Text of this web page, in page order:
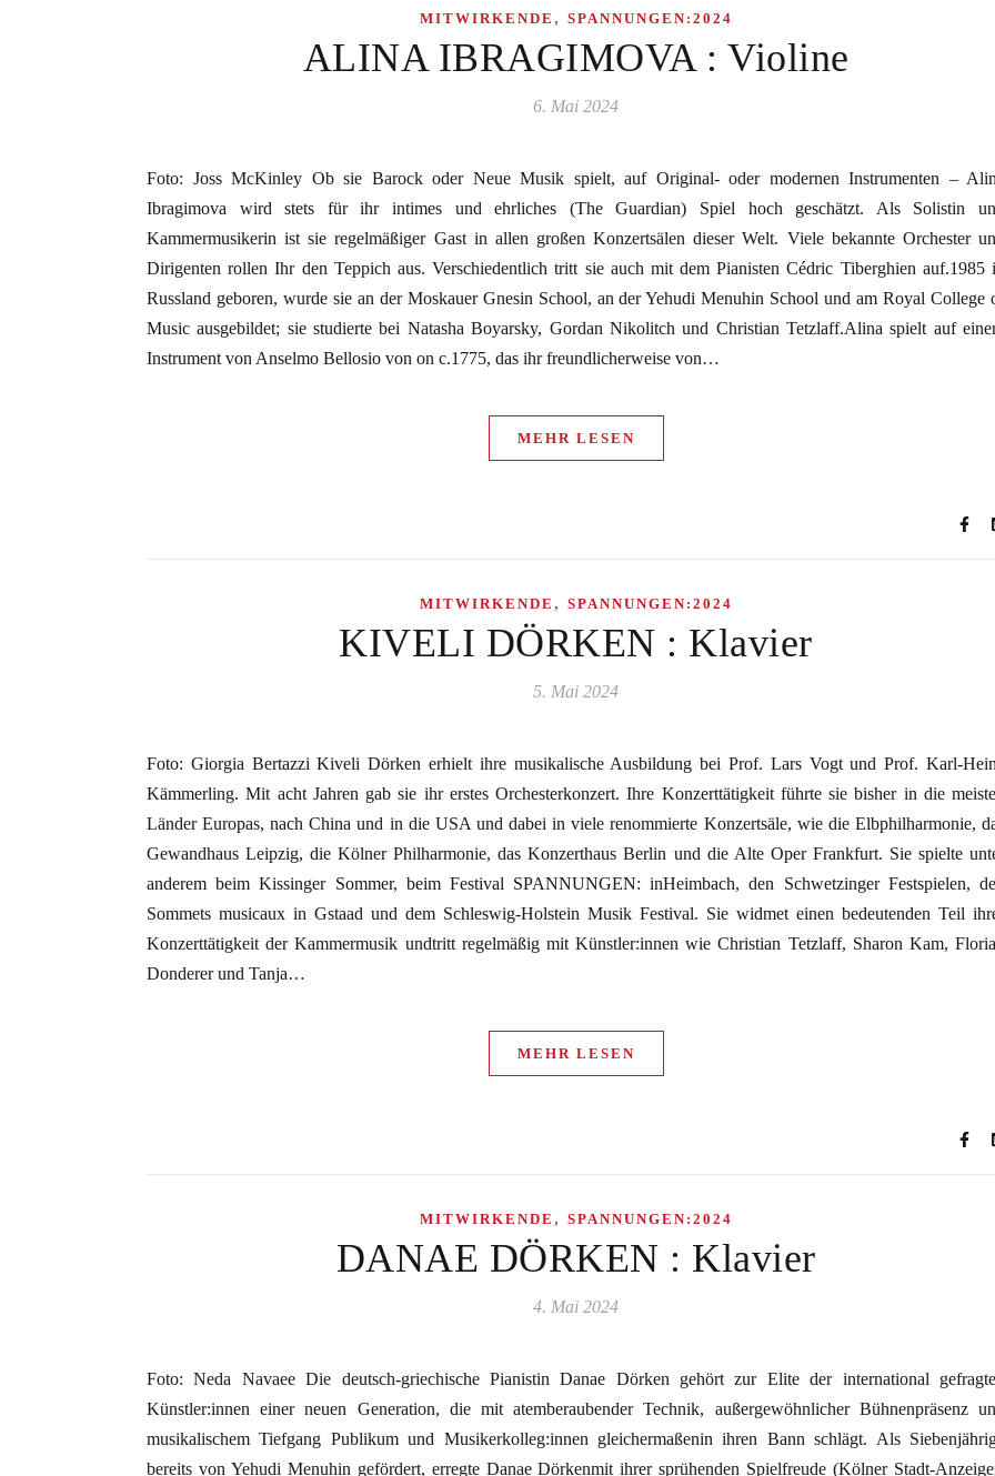
MITWIRKENDE , SPANNUNGEN:2024
ALINA IBRAGIMOVA : Violine
6. Mai 2024
Foto: Joss McKinley Ob sie Barock oder Neue Musik spielt, auf Original- oder modernen Instrumenten –
Ibragimova wird stets für ihr intimes und ehrliches (The Guardian) Spiel hoch geschätzt. Als Solistin
Kammermusikerin ist sie regelmäßiger Gast in allen großen Konzertsälen dieser Welt. Viele bekannte Orchester
Dirigenten rollen Ihr den Teppich aus. Verschiedentlich tritt sie auch mit dem Pianisten Cédric Tiberghien auf.1985
Russland geboren, wurde sie an der Moskauer Gnesin School, an der Yehudi Menuhin School und am Royal College
Music ausgebildet; sie studierte bei Natasha Boyarsky, Gordan Nikolitch und Christian Tetzlaff.Alina spielt auf
Instrument von Anselmo Bellosio von on c.1775, das ihr freundlicherweise von…
MEHR LESEN
MITWIRKENDE , SPANNUNGEN:2024
KIVELI DÖRKEN : Klavier
5. Mai 2024
Foto: Giorgia Bertazzi Kiveli Dörken erhielt ihre musikalische Ausbildung bei Prof. Lars Vogt und Prof. Karl-
Kämmerling. Mit acht Jahren gab sie ihr erstes Orchesterkonzert. Ihre Konzerttätigkeit führte sie bisher in die
Länder Europas, nach China und in die USA und dabei in viele renommierte Konzertsäle, wie die Elbphilharmonie,
Gewandhaus Leipzig, die Kölner Philharmonie, das Konzerthaus Berlin und die Alte Oper Frankfurt. Sie spielte
anderem beim Kissinger Sommer, beim Festival SPANNUNGEN: inHeimbach, den Schwetzinger Festspielen,
Sommets musicaux in Gstaad und dem Schleswig-Holstein Musik Festival. Sie widmet einen bedeutenden Teil
Konzerttätigkeit der Kammermusik undtritt regelmäßig mit Künstler:innen wie Christian Tetzlaff, Sharon Kam,
Donderer und Tanja…
MEHR LESEN
MITWIRKENDE , SPANNUNGEN:2024
DANAE DÖRKEN : Klavier
4. Mai 2024
Foto: Neda Navaee Die deutsch-griechische Pianistin Danae Dörken gehört zur Elite der international
Künstler:innen einer neuen Generation, die mit atemberaubender Technik, außergewöhnlicher Bühnenpräsenz
musikalischem Tiefgang Publikum und Musikerkolleg:innen gleichermaßenin ihren Bann schlägt. Als
bereits von Yehudi Menuhin gefördert, erregte Danae Dörkenmit ihrer sprühenden Spielfreude (Kölner Stadt-